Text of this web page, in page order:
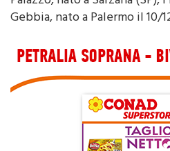
Gebbia, nato a Palermo il 10/